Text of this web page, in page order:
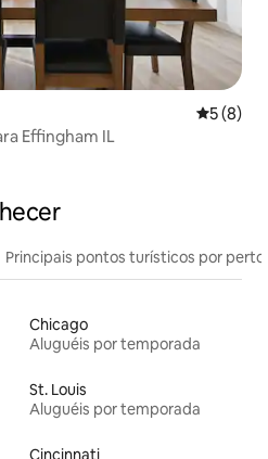
5 de
5 (8)
Effingham IL
Principais pontos turísticos por perto
Chicago
Aluguéis por temporada
St. Louis
Aluguéis por temporada
Cincinnati